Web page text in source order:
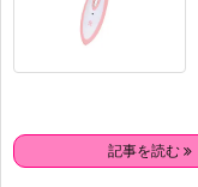
記事を読む